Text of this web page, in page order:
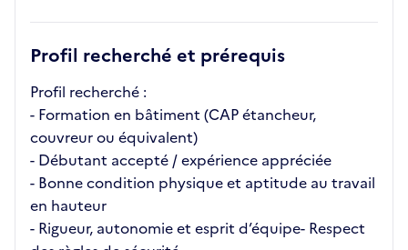
Profil recherché et prérequis
Profil recherché :
- Formation en bâtiment (CAP étancheur,
couvreur ou équivalent)
- Débutant accepté / expérience appréciée
- Bonne condition physique et aptitude au travail
en hauteur
- Rigueur, autonomie et esprit d’équipe- Respect